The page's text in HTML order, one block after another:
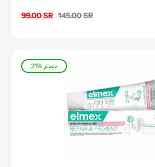
سعر
99.00 SR السعر
145.00 SR
21% خصم